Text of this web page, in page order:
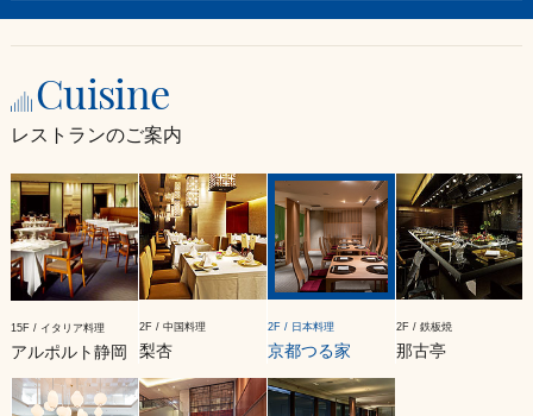
Cuisine
レストランのご案内
15F / イタリア料理
アルポルト静岡
2F / 中国料理
梨杏
2F / 日本料理
京都つる家
2F / 鉄板焼
那古亭